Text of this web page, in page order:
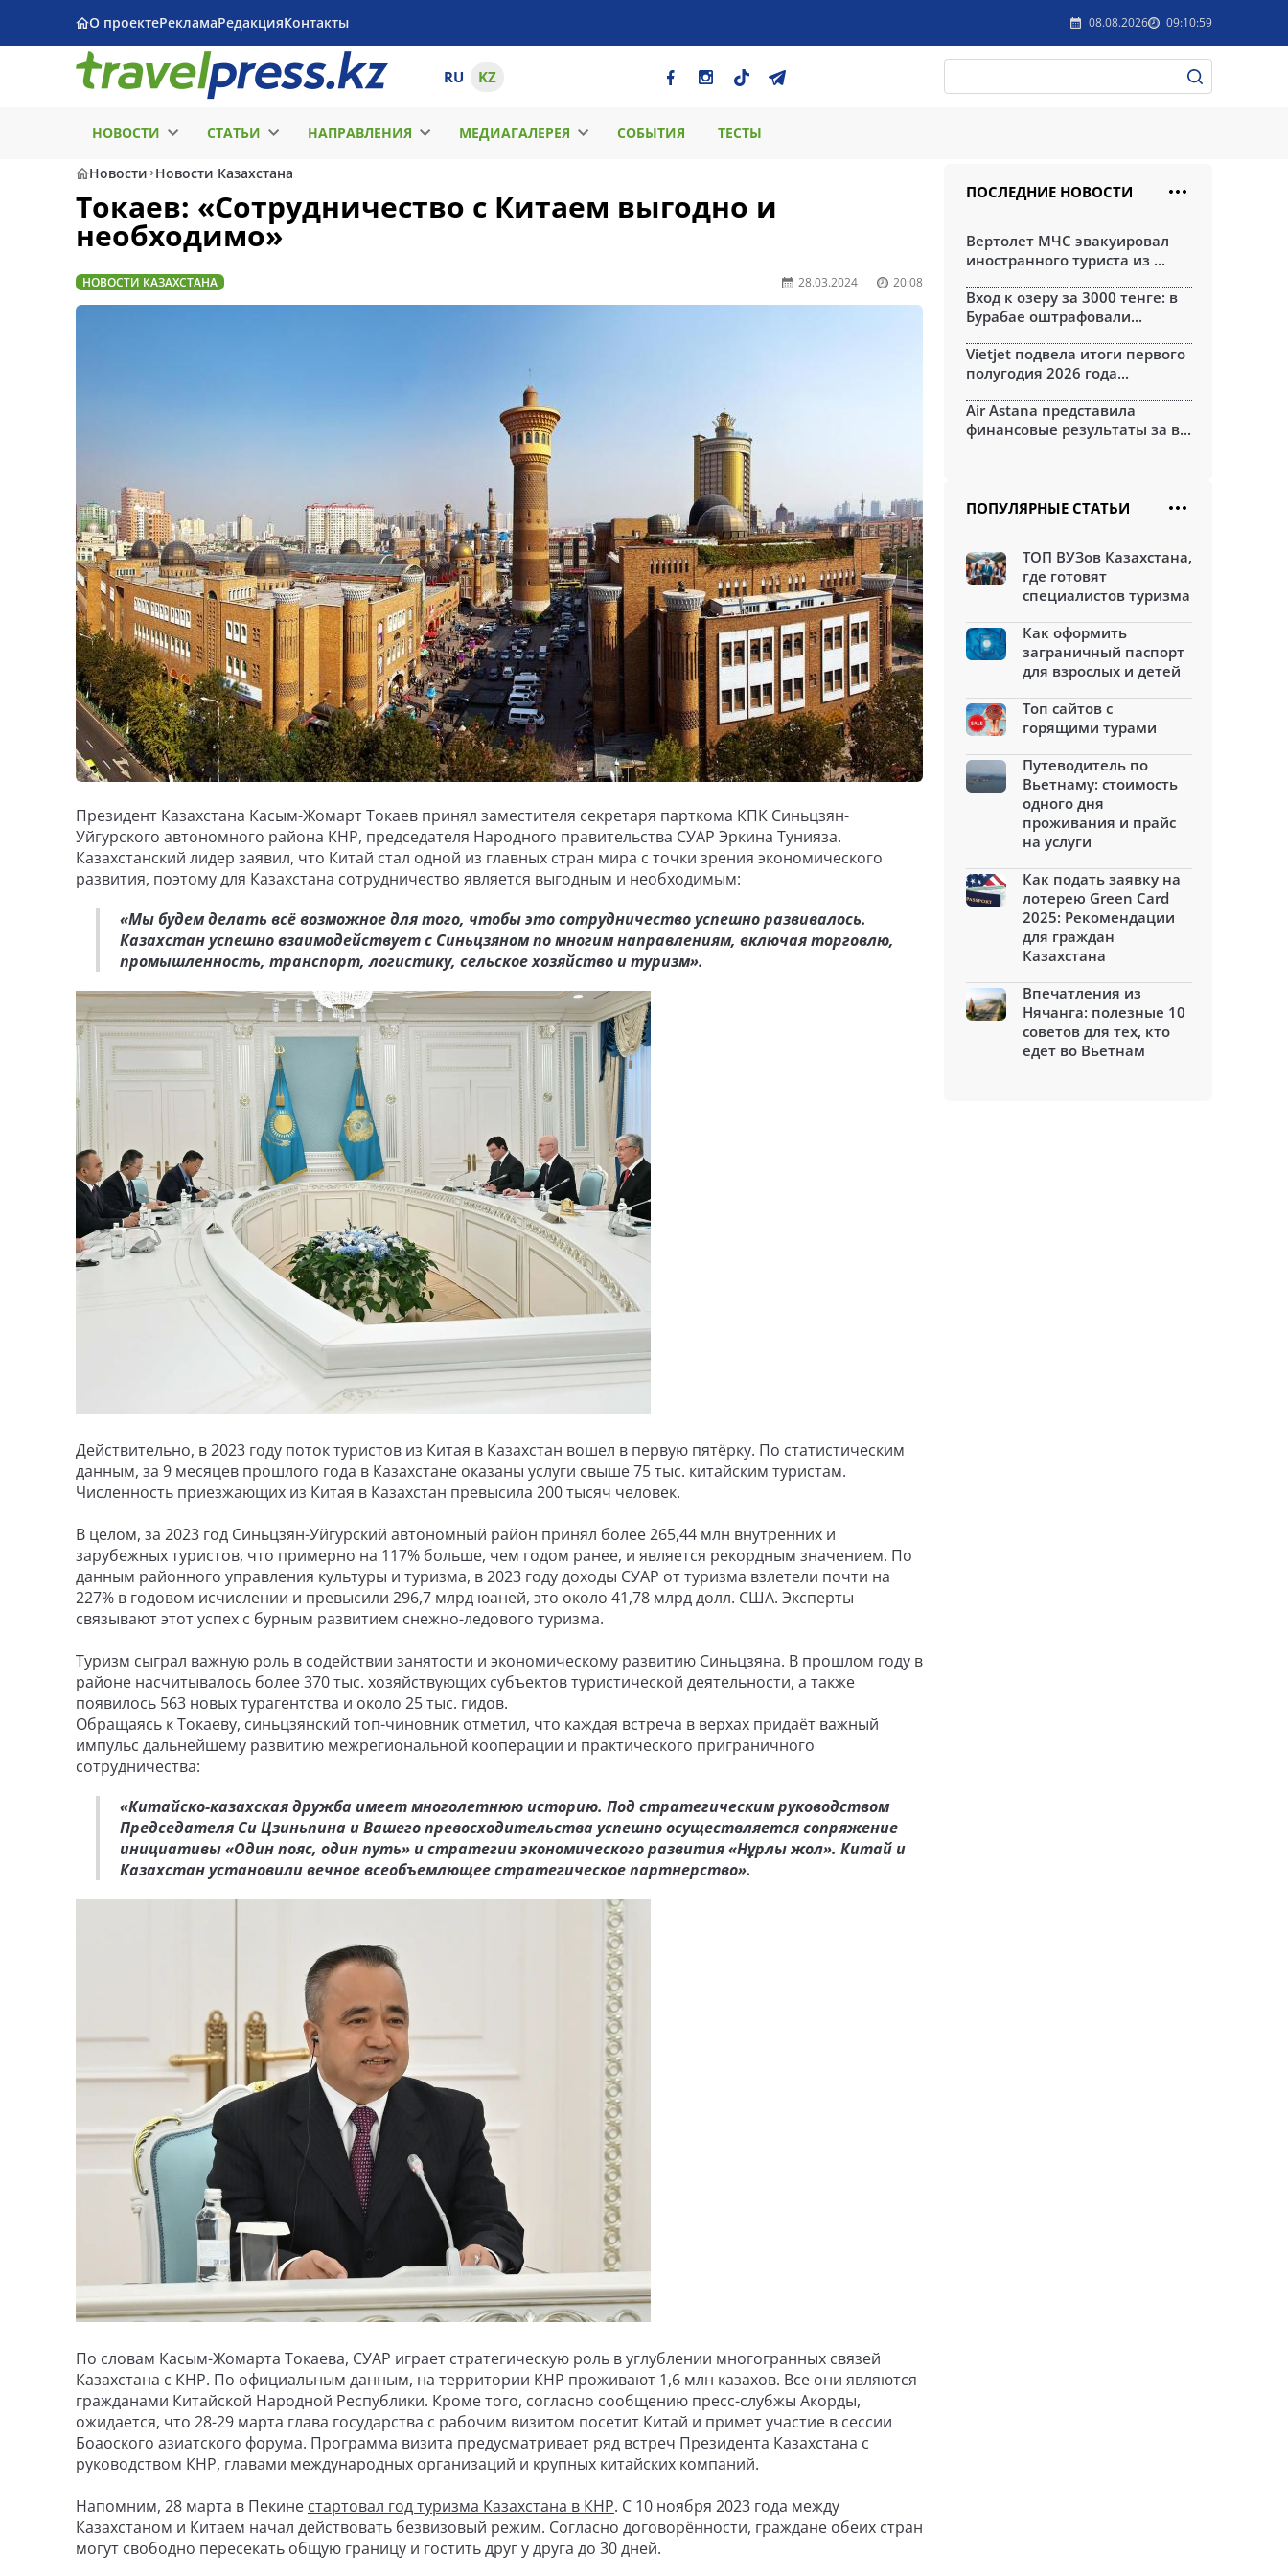
О проектеРекламаРедакцияКонтакты 08.08.2026 09:10:59
RU KZ
НОВОСТИ СТАТЬИ НАПРАВЛЕНИЯ МЕДИАГАЛЕРЕЯ СОБЫТИЯ ТЕСТЫ
Новости Новости Казахстана
Токаев: «Сотрудничество с Китаем выгодно и
необходимо»
НОВОСТИ КАЗАХСТАНА 28.03.2024 20:08
Президент Казахстана Касым-Жомарт Токаев принял заместителя секретаря парткома КПК Синьцзян-
Уйгурского автономного района КНР, председателя Народного правительства СУАР Эркина Тунияза.
Казахстанский лидер заявил, что Китай стал одной из главных стран мира с точки зрения экономического
развития, поэтому для Казахстана сотрудничество является выгодным и необходимым:
«Мы будем делать всё возможное для того, чтобы это сотрудничество успешно развивалось.
Казахстан успешно взаимодействует с Синьцзяном по многим направлениям, включая торговлю,
промышленность, транспорт, логистику, сельское хозяйство и туризм».
Действительно, в 2023 году поток туристов из Китая в Казахстан вошел в первую пятёрку. По статистическим
данным, за 9 месяцев прошлого года в Казахстане оказаны услуги свыше 75 тыс. китайским туристам.
Численность приезжающих из Китая в Казахстан превысила 200 тысяч человек.
В целом, за 2023 год Синьцзян-Уйгурский автономный район принял более 265,44 млн внутренних и
зарубежных туристов, что примерно на 117% больше, чем годом ранее, и является рекордным значением. По
данным районного управления культуры и туризма, в 2023 году доходы СУАР от туризма взлетели почти на
227% в годовом исчислении и превысили 296,7 млрд юаней, это около 41,78 млрд долл. США. Эксперты
связывают этот успех с бурным развитием снежно-ледового туризма.
Туризм сыграл важную роль в содействии занятости и экономическому развитию Синьцзяна. В прошлом году в
районе насчитывалось более 370 тыс. хозяйствующих субъектов туристической деятельности, а также
появилось 563 новых турагентства и около 25 тыс. гидов.
Обращаясь к Токаеву, синьцзянский топ-чиновник отметил, что каждая встреча в верхах придаёт важный
импульс дальнейшему развитию межрегиональной кооперации и практического приграничного
сотрудничества:
«Китайско-казахская дружба имеет многолетнюю историю. Под стратегическим руководством
Председателя Си Цзиньпина и Вашего превосходительства успешно осуществляется сопряжение
инициативы «Один пояс, один путь» и стратегии экономического развития «Нұрлы жол». Китай и
Казахстан установили вечное всеобъемлющее стратегическое партнерство».
По словам Касым-Жомарта Токаева, СУАР играет стратегическую роль в углублении многогранных связей
Казахстана с КНР. По официальным данным, на территории КНР проживают 1,6 млн казахов. Все они являются
гражданами Китайской Народной Республики. Кроме того, согласно сообщению пресс-слубжы Акорды,
ожидается, что 28-29 марта глава государства с рабочим визитом посетит Китай и примет участие в сессии
Боаоского азиатского форума. Программа визита предусматривает ряд встреч Президента Казахстана с
руководством КНР, главами международных организаций и крупных китайских компаний.
Напомним, 28 марта в Пекине стартовал год туризма Казахстана в КНР. С 10 ноября 2023 года между
Казахстаном и Китаем начал действовать безвизовый режим. Согласно договорённости, граждане обеих стран
могут свободно пересекать общую границу и гостить друг у друга до 30 дней.
ПОСЛЕДНИЕ НОВОСТИ
Вертолет МЧС эвакуировал
иностранного туриста из ...
Вход к озеру за 3000 тенге: в
Бурабае оштрафовали...
Vietjet подвела итоги первого
полугодия 2026 года...
Air Astana представила
финансовые результаты за в...
ПОПУЛЯРНЫЕ СТАТЬИ
ТОП ВУЗов Казахстана,
где готовят
специалистов туризма
Как оформить
заграничный паспорт
для взрослых и детей
Топ сайтов с
горящими турами
Путеводитель по
Вьетнаму: стоимость
одного дня
проживания и прайс
на услуги
Как подать заявку на
лотерею Green Card
2025: Рекомендации
для граждан
Казахстана
Впечатления из
Нячанга: полезные 10
советов для тех, кто
едет во Вьетнам